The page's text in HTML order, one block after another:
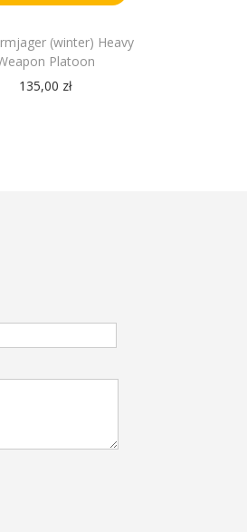
(winter) Heavy
Platoon
135,00 zł